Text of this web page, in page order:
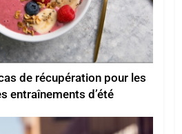
de récupération pour les
entraînements d’été